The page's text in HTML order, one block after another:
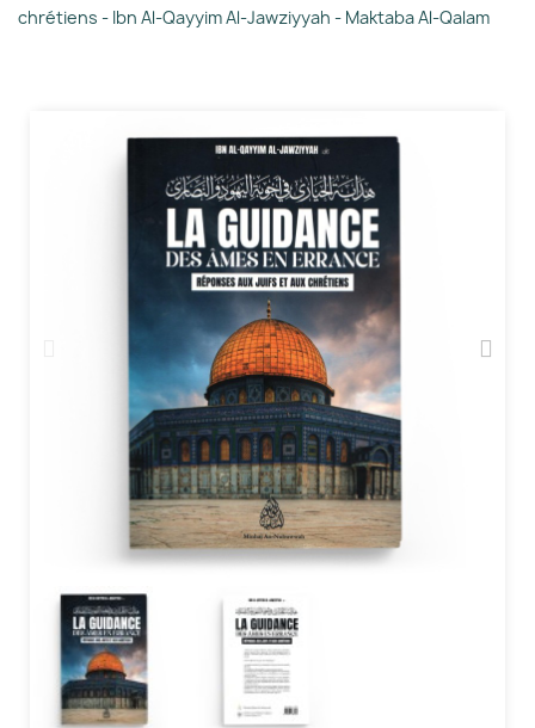
chrétiens - Ibn Al-Qayyim Al-Jawziyyah - Maktaba Al-Qalam